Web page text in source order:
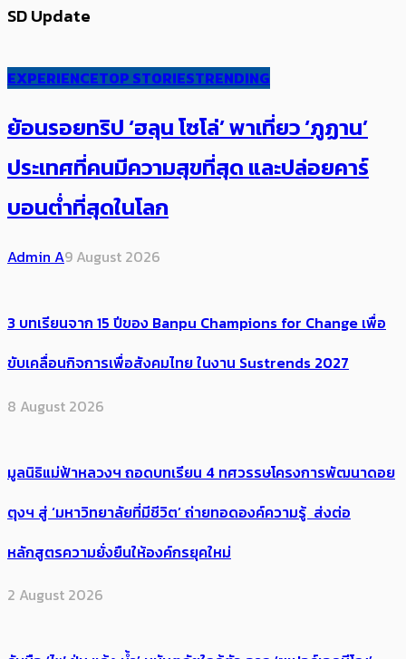
SD Update
EXPERIENCETOP STORIESTRENDING
ย้อนรอยทริป ‘ฮลุน โซโล่’ ​​พาเที่ยว ‘ภูฏาน’
ประเทศ​ที่คน​มีความสุข​ที่สุด​​ และปล่อยคาร์​
บอนต่ำที่สุดในโลก
Admin A9 August 2026
3 บทเรียนจาก 15 ปีของ Banpu Champions for Change เพื่อ
ขับเคลื่อนกิจการเพื่อสังคมไทย ในงาน Sustrends 2027
8 August 2026
มูลนิธิแม่ฟ้าหลวงฯ ถอดบทเรียน 4 ทศวรรษโครงการพัฒนาดอย
ตุงฯ สู่ ‘มหาวิทยาลัยที่มีชีวิต’ ถ่ายทอดองค์ความรู้ ส่งต่อ
หลักสูตรความยั่งยืนให้องค์กรยุคใหม่
2 August 2026